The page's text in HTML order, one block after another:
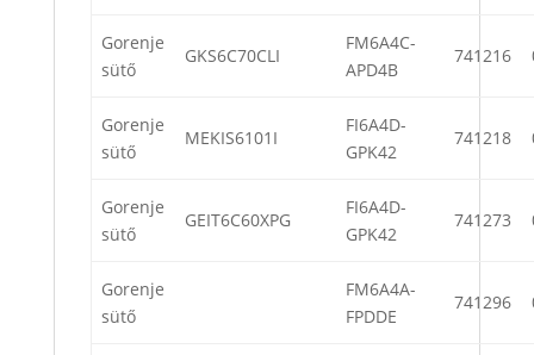
Gorenje
sütő
GKS6C70CLI
FM6A4C-
APD4B
741216
Gorenje
sütő
MEKIS6101I
FI6A4D-
GPK42
741218
Gorenje
sütő
GEIT6C60XPG
FI6A4D-
GPK42
741273
Gorenje
sütő
FM6A4A-
FPDDE
741296